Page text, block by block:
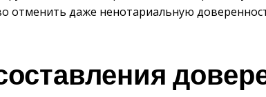
отменить даже ненотариальную